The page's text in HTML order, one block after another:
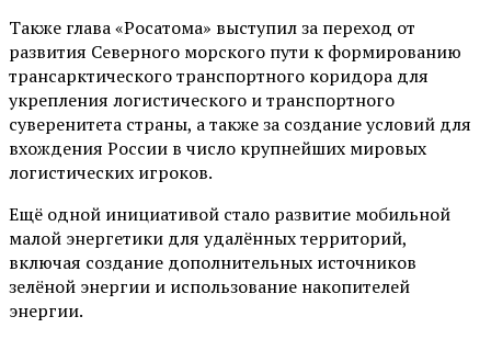
Также глава «Росатома» выступил за переход от
развития Северного морского пути к формированию
трансарктического транспортного коридора для
укрепления логистического и транспортного
суверенитета страны, а также за создание условий для
вхождения России в число крупнейших мировых
логистических игроков.
Ещё одной инициативой стало развитие мобильной
малой энергетики для удалённых территорий,
включая создание дополнительных источников
зелёной энергии и использование накопителей
энергии.